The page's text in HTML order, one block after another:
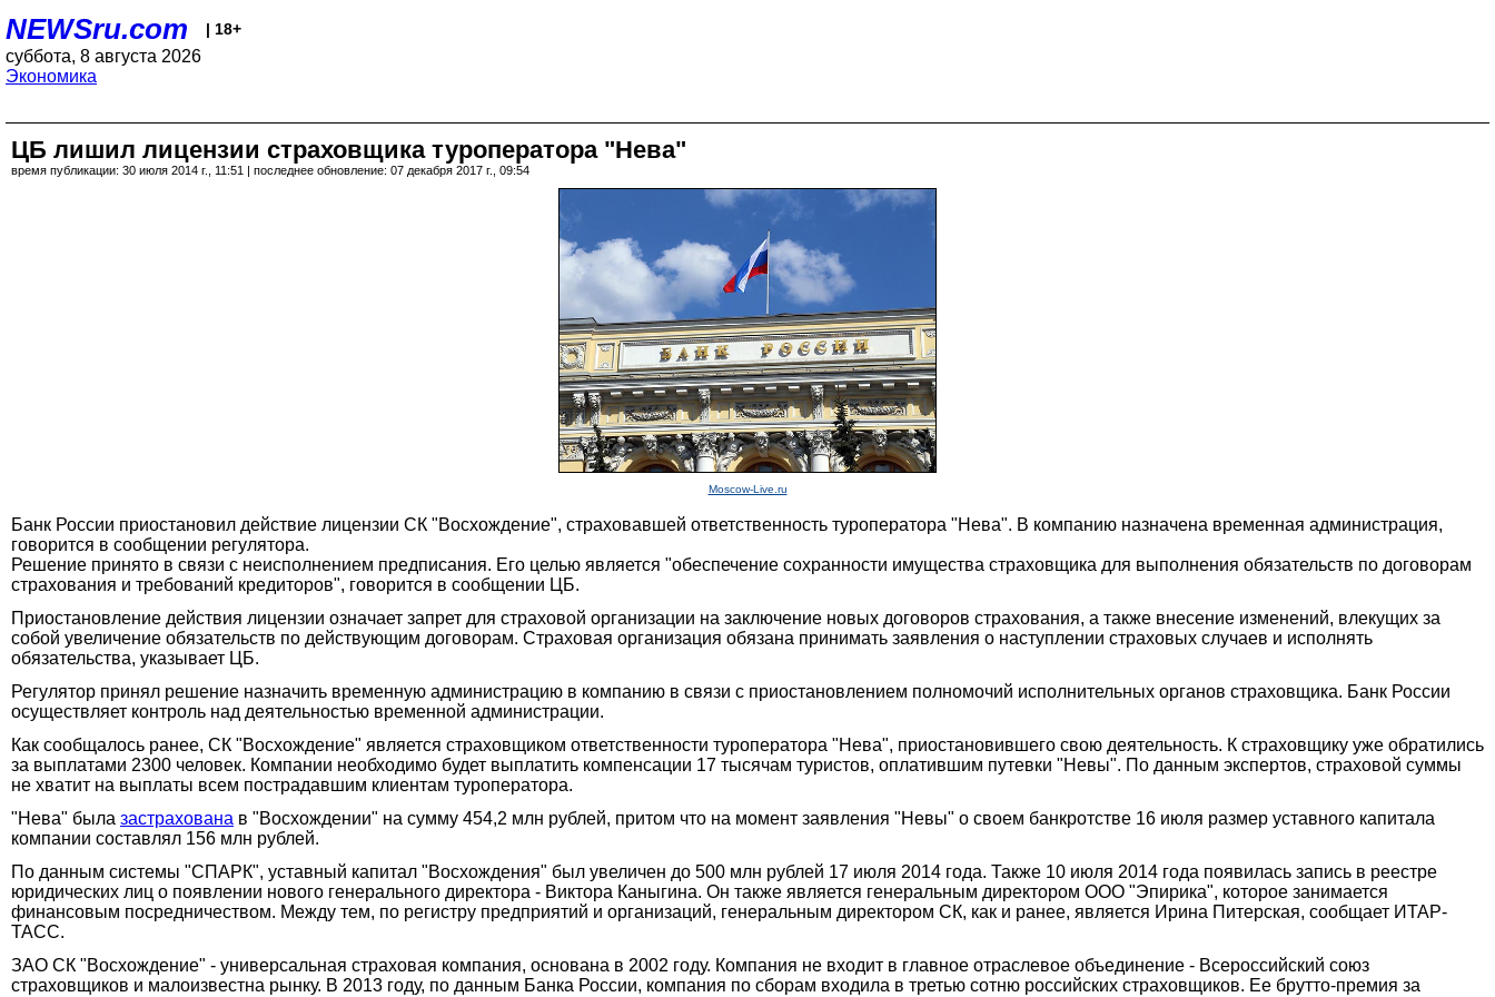
NEWSru.com | 18+
суббота, 8 августа 2026
Экономика
ЦБ лишил лицензии страховщика туроператора "Нева"
время публикации: 30 июля 2014 г., 11:51 | последнее обновление: 07 декабря 2017 г., 09:54
Moscow-Live.ru
Банк России приостановил действие лицензии СК "Восхождение", страховавшей ответственность туроператора "Нева". В компанию назначена временная администрация,
говорится в сообщении регулятора.
Решение принято в связи с неисполнением предписания. Его целью является "обеспечение сохранности имущества страховщика для выполнения обязательств по договорам
страхования и требований кредиторов", говорится в сообщении ЦБ.
Приостановление действия лицензии означает запрет для страховой организации на заключение новых договоров страхования, а также внесение изменений, влекущих за
собой увеличение обязательств по действующим договорам. Страховая организация обязана принимать заявления о наступлении страховых случаев и исполнять
обязательства, указывает ЦБ.
Регулятор принял решение назначить временную администрацию в компанию в связи с приостановлением полномочий исполнительных органов страховщика. Банк России
осуществляет контроль над деятельностью временной администрации.
Как сообщалось ранее, СК "Восхождение" является страховщиком ответственности туроператора "Нева", приостановившего свою деятельность. К страховщику уже обратились
за выплатами 2300 человек. Компании необходимо будет выплатить компенсации 17 тысячам туристов, оплатившим путевки "Невы". По данным экспертов, страховой суммы
не хватит на выплаты всем пострадавшим клиентам туроператора.
"Нева" была застрахована в "Восхождении" на сумму 454,2 млн рублей, притом что на момент заявления "Невы" о своем банкротстве 16 июля размер уставного капитала
компании составлял 156 млн рублей.
По данным системы "СПАРК", уставный капитал "Восхождения" был увеличен до 500 млн рублей 17 июля 2014 года. Также 10 июля 2014 года появилась запись в реестре
юридических лиц о появлении нового генерального директора - Виктора Каныгина. Он также является генеральным директором ООО "Эпирика", которое занимается
финансовым посредничеством. Между тем, по регистру предприятий и организаций, генеральным директором СК, как и ранее, является Ирина Питерская, сообщает ИТАР-
ТАСС.
ЗАО СК "Восхождение" - универсальная страховая компания, основана в 2002 году. Компания не входит в главное отраслевое объединение - Всероссийский союз
страховщиков и малоизвестна рынку. В 2013 году, по данным Банка России, компания по сборам входила в третью сотню российских страховщиков. Ее брутто-премия за